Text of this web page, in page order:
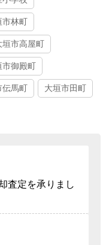
市林町
垣市高屋町
市御殿町
伝馬町 大垣市田町
査定を承りまし